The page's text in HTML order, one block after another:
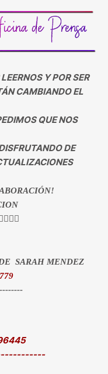
Y POR SER
CAMBIANDO EL
QUE NOS
DE
SARAH MENDEZ